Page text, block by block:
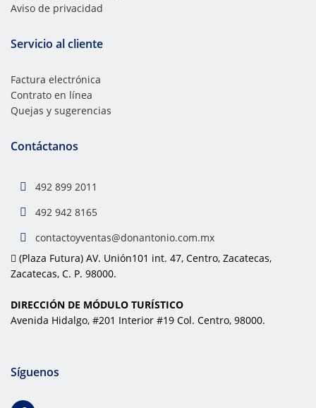
Aviso de privacidad
Servicio al cliente
Factura electrónica
Contrato en línea
Quejas y sugerencias
Contáctanos
492 899 2011
492 942 8165
contactoyventas@donantonio.com.mx
(Plaza Futura) AV. Unión101 int. 47, Centro, Zacatecas,
Zacatecas, C. P. 98000.
DIRECCIÓN DE MÓDULO TURÍSTICO
Avenida Hidalgo, #201 Interior #19 Col. Centro, 98000.
Síguenos